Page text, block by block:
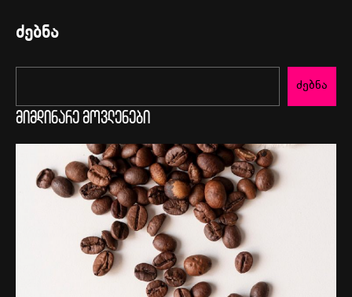
ძებნა
ძებნა
მიმდინარე მოვლენები